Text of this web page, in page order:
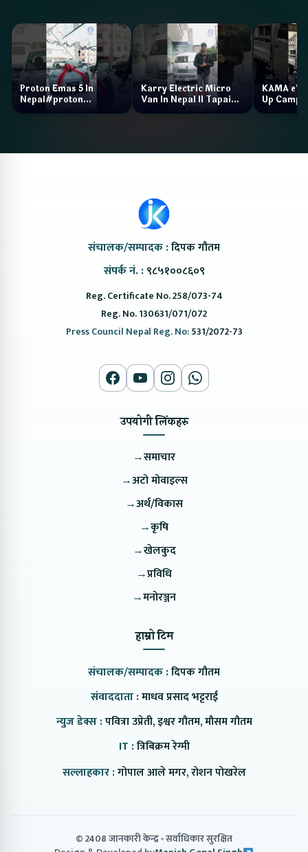
Proton Emas 5 In
Nepal#proton
#protonemas5#protonnepal#evcarnepal
Karry Electric Micro
Van In Nepal II Tapaiko
Bazar II Jankari
KAMA eV
Up Camp
संचालक/सम्पादक :दिपक गौतम
संपर्क नं. : ९८५१००८६०९
Reg. Certificate No. 258/073-74
Reg. No. 130631/071/072
Press Council Nepal Reg. No:531/2072-73
उपयोगी लिंकहरु
→समाचार
→अटो मोवाइल्स
→अर्थ/विकास
→कृषि
→खेलकुद
→प्रविधि
→मनोरञ्जन
हाम्रो टिम
संचालक/सम्पादक :दिपक गौतम
संवाददाता :माधव प्रसाद भट्टराई
न्युज डेक्स :पवित्रा उप्रेती, इश्वर गौतम, मौसम गौतम
IT :त्रिबिक्रम रेग्मी
सल्लाहकार :गोपाल आले मगर, रोशन पोखरेल
© 2408 जानकारी केन्द्र सर्वाधिकार सुरक्षित